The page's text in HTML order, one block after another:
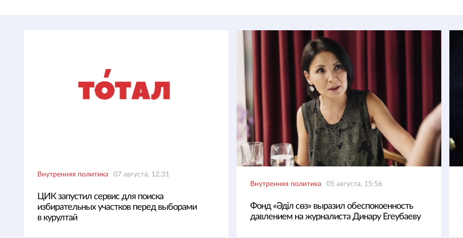
Внутренняя политика 07 августа, 12:31
ЦИК запустил сервис для поиска
избирательных участков перед выборами
в курултай
Внутренняя политика 05 августа, 15:56
Фонд «Әділ сөз» выразил обеспокоенность
давлением на журналиста Динару Егеубаеву